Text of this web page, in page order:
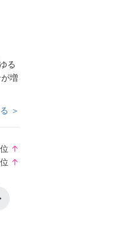
る
増
＞
位 ↑
位 ↑